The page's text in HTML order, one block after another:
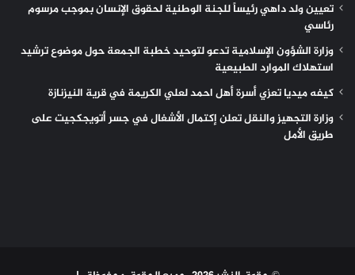
تعيين ولد داهي رئيساً للجنة الوطنية لحقوق الإنسان بموجب مرسوم
رئاسي
وزارة الشؤون الإسلامية تدعو لتوحيد خطبة الجمعة حول موضوع ترشيد
استهلاك الموارد الطبيعية
كيفه ميديا تعزي أسرة أهل احمد لعلي الكريمة في قرية النيزنازة
وزارة التجهيز والنقل تعلن إكتمال الأشغال في جسر أتويجكجيت على
طريق الأمل